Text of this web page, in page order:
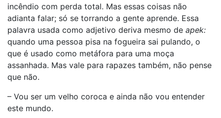
incêndio com perda total. Mas essas coisas não
adianta falar; só se torrando a gente aprende. Essa
palavra usada como adjetivo deriva mesmo de apek:
quando uma pessoa pisa na fogueira sai pulando, o
que é usado como metáfora para uma moça
assanhada. Mas vale para rapazes também, não pense
que não.
– Vou ser um velho coroca e ainda não vou entender
este mundo.